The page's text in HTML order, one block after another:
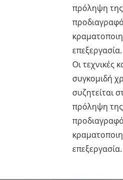
πρόληψη της
επεξεργασία.
Οι τεχνικές
συγκομιδή
συζητείται
πρόληψη της
επεξεργασία.